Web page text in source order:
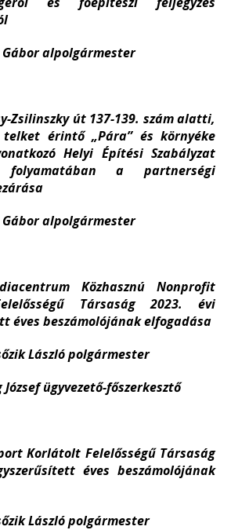
alpolgármester
Zsilinszky út 137-139. szám alatti,
telket érintő „Pára” és környéke
Helyi Építési Szabályzat
folyamatában a partnerségi
alpolgármester
Közhasznú Nonprofit
Társaság 2023. évi
éves beszámolójának elfogadása
László polgármester
ügyvezető-főszerkesztő
Korlátolt Felelősségű Társaság
éves beszámolójának
László polgármester